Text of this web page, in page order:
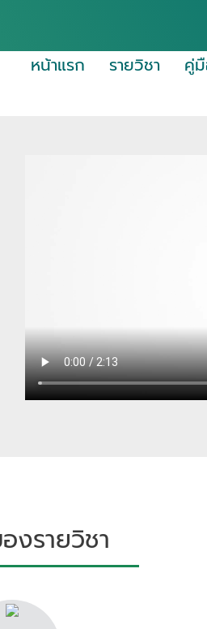
หน้าแรก รายวิชา คู่
งรายวิชา